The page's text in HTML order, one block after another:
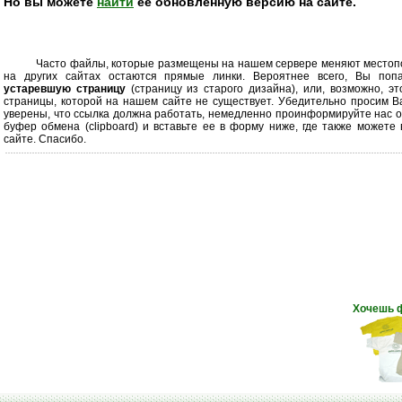
Часто файлы, которые размещены на нашем сервере меняют
на других сайтах остаются прямые линки. Вероятнее всего, Вы
устаревшую страницу(страницу из старого дизайна), или, возможно,
страницы, которой на нашем сайте не существует. Убедительно просим
уверены, что ссылка должна работать, немедленно проинформируйте нас о
буфер обмена (clipboard) и вставьте ее в форму ниже, где также можете
сайте. Спасибо.
Хочешь